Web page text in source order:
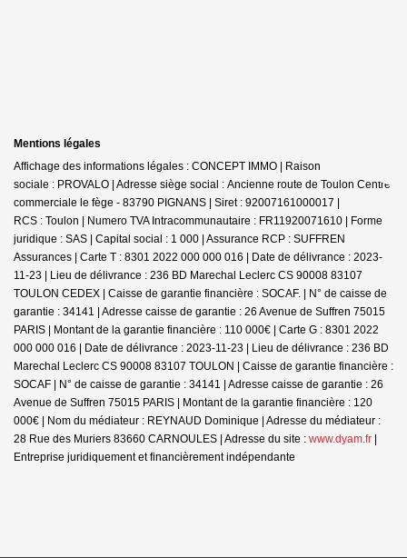
Mentions légales
Affichage des informations légales : CONCEPT IMMO | Raison
sociale : PROVALO | Adresse siège social : Ancienne route de Toulon Centre
commerciale le fège - 83790 PIGNANS | Siret : 92007161000017 |
RCS : Toulon | Numero TVA Intracommunautaire : FR11920071610 | Forme
juridique : SAS | Capital social : 1 000 | Assurance RCP : SUFFREN
Assurances | Carte T : 8301 2022 000 000 016 | Date de délivrance : 2023-
11-23 | Lieu de délivrance : 236 BD Marechal Leclerc CS 90008 83107
TOULON CEDEX | Caisse de garantie financière : SOCAF. | N° de caisse de
garantie : 34141 | Adresse caisse de garantie : 26 Avenue de Suffren 75015
PARIS | Montant de la garantie financière : 110 000€ | Carte G : 8301 2022
000 000 016 | Date de délivrance : 2023-11-23 | Lieu de délivrance : 236 BD
Marechal Leclerc CS 90008 83107 TOULON | Caisse de garantie financière :
SOCAF | N° de caisse de garantie : 34141 | Adresse caisse de garantie : 26
Avenue de Suffren 75015 PARIS | Montant de la garantie financière : 120
000€ | Nom du médiateur : REYNAUD Dominique | Adresse du médiateur :
28 Rue des Muriers 83660 CARNOULES | Adresse du site : www.dyam.fr |
Entreprise juridiquement et financièrement indépendante